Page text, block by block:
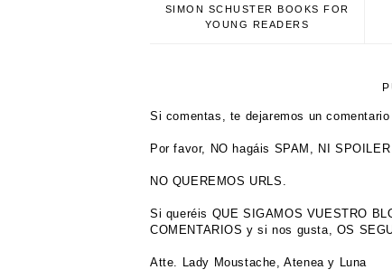
SIMON SCHUSTER BOOKS FOR
YOUNG READERS
Si comentas, te dejaremos un
Por favor, NO hagáis SPAM, NI
NO QUEREMOS URLS.
Si queréis QUE SIGAMOS VUESTRO
COMENTARIOS y si nos gusta, OS
Atte. Lady Moustache, Atenea y Luna